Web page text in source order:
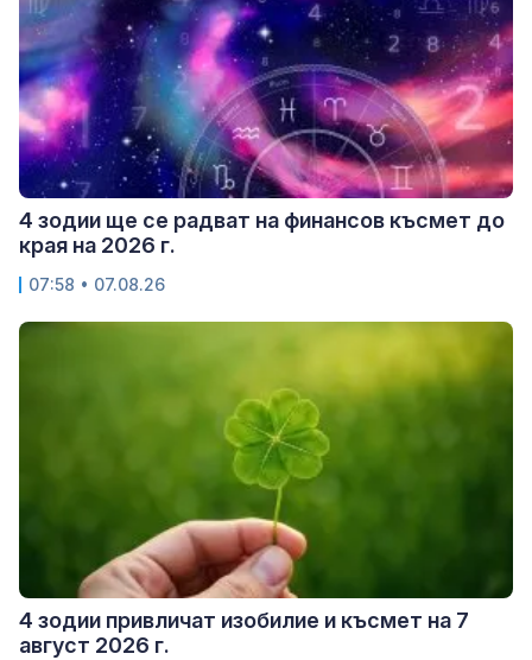
4 зодии ще се радват на финансов късмет до
края на 2026 г.
07:58 • 07.08.26
4 зодии привличат изобилие и късмет на 7
август 2026 г.